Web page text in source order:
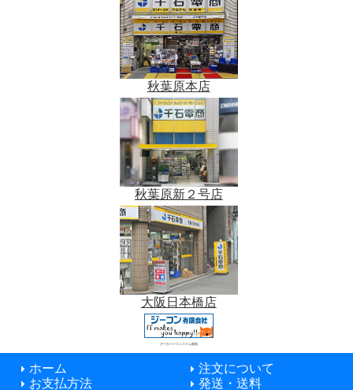
秋葉原本店
秋葉原新２号店
大阪日本橋店
データベースシステム開発
ホーム
注文について
お支払方法
発送・送料